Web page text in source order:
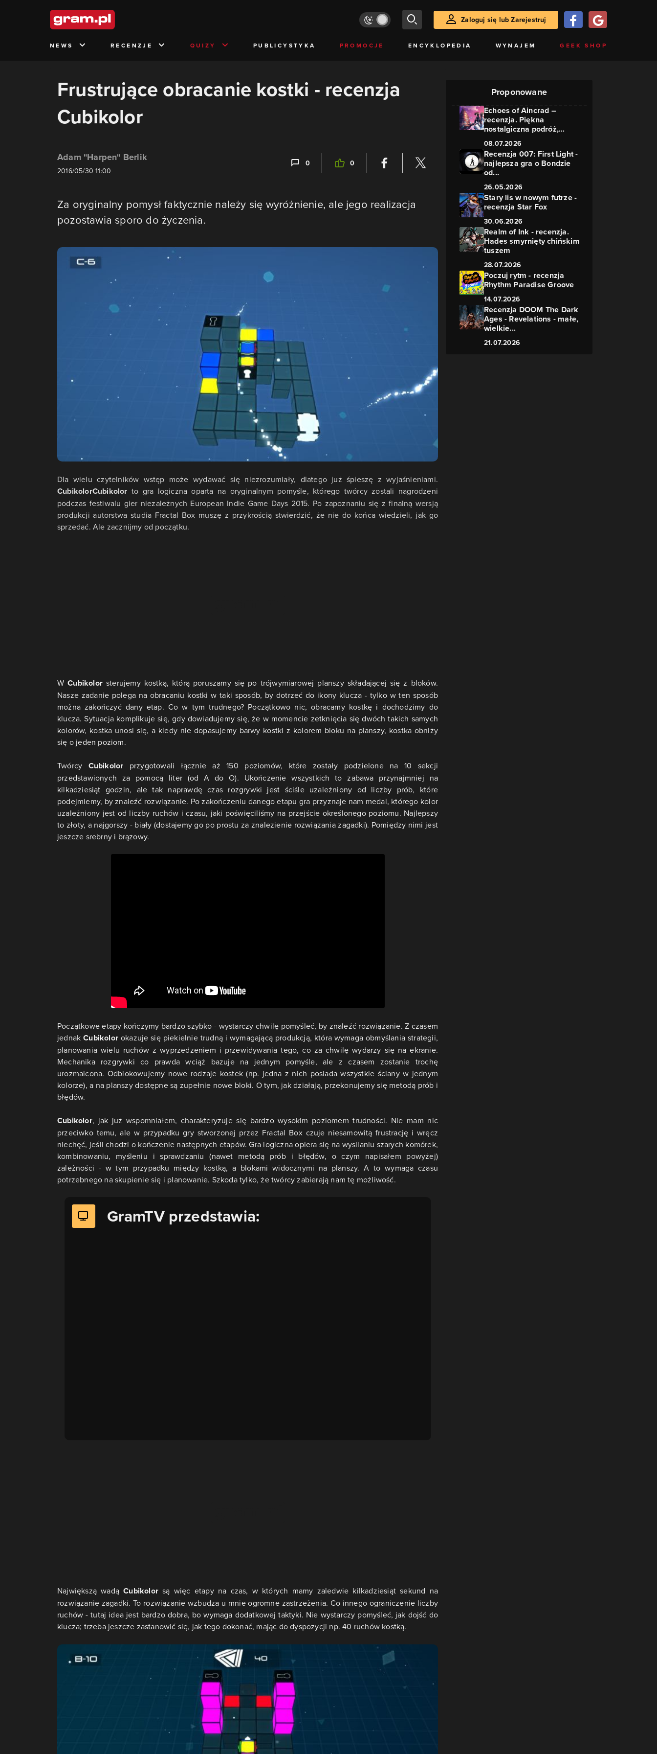
Zaloguj się lub Zarejestruj
NEWS RECENZJE QUIZY PUBLICYSTYKA PROMOCJE ENCYKLOPEDIA WYNAJEM GEEK SHOP
Frustrujące obracanie kostki - recenzja
Cubikolor
Adam "Harpen" Berlik
2016/05/30 11:00
0 0
Za oryginalny pomysł faktycznie należy się wyróżnienie, ale jego realizacja
pozostawia sporo do życzenia.
Dla wielu czytelników wstęp może wydawać się niezrozumiały, dlatego już śpieszę z wyjaśnieniami.
CubikolorCubikolor to gra logiczna oparta na oryginalnym pomyśle, którego twórcy zostali nagrodzeni
podczas festiwalu gier niezależnych European Indie Game Days 2015. Po zapoznaniu się z finalną wersją
produkcji autorstwa studia Fractal Box muszę z przykrością stwierdzić, że nie do końca wiedzieli, jak go
sprzedać. Ale zacznijmy od początku.
WCubikolorsterujemy kostką, którą poruszamy się po trójwymiarowej planszy składającej się z bloków.
Nasze zadanie polega na obracaniu kostki w taki sposób, by dotrzeć do ikony klucza - tylko w ten sposób
można zakończyć dany etap. Co w tym trudnego? Początkowo nic, obracamy kostkę i dochodzimy do
klucza. Sytuacja komplikuje się, gdy dowiadujemy się, że w momencie zetknięcia się dwóch takich samych
kolorów, kostka unosi się, a kiedy nie dopasujemy barwy kostki z kolorem bloku na planszy, kostka obniży
się o jeden poziom.
Twórcy Cubikolor przygotowali łącznie aż 150 poziomów, które zostały podzielone na 10 sekcji
przedstawionych za pomocą liter (od A do O). Ukończenie wszystkich to zabawa przynajmniej na
kilkadziesiąt godzin, ale tak naprawdę czas rozgrywki jest ściśle uzależniony od liczby prób, które
podejmiemy, by znaleźć rozwiązanie. Po zakończeniu danego etapu gra przyznaje nam medal, którego kolor
uzależniony jest od liczby ruchów i czasu, jaki poświęciliśmy na przejście określonego poziomu. Najlepszy
to złoty, a najgorszy - biały (dostajemy go po prostu za znalezienie rozwiązania zagadki). Pomiędzy nimi jest
jeszcze srebrny i brązowy.
Początkowe etapy kończymy bardzo szybko - wystarczy chwilę pomyśleć, by znaleźć rozwiązanie. Z czasem
jednakCubikolorokazuje się piekielnie trudną i wymagającą produkcją, która wymaga obmyślania strategii,
planowania wielu ruchów z wyprzedzeniem i przewidywania tego, co za chwilę wydarzy się na ekranie.
Mechanika rozgrywki co prawda wciąż bazuje na jednym pomyśle, ale z czasem zostanie trochę
urozmaicona. Odblokowujemy nowe rodzaje kostek (np. jedna z nich posiada wszystkie ściany w jednym
kolorze), a na planszy dostępne są zupełnie nowe bloki. O tym, jak działają, przekonujemy się metodą prób i
błędów.
Cubikolor, jak już wspomniałem, charakteryzuje się bardzo wysokim poziomem trudności. Nie mam nic
przeciwko temu, ale w przypadku gry stworzonej przez Fractal Box czuje niesamowitą frustrację i wręcz
niechęć, jeśli chodzi o kończenie następnych etapów. Gra logiczna opiera się na wysilaniu szarych komórek,
kombinowaniu, myśleniu i sprawdzaniu (nawet metodą prób i błędów, o czym napisałem powyżej)
zależności - w tym przypadku między kostką, a blokami widocznymi na planszy. A to wymaga czasu
potrzebnego na skupienie się i planowanie. Szkoda tylko, że twórcy zabierają nam tę możliwość.
GramTV przedstawia:
Największą wadąCubikolorsą więc etapy na czas, w których mamy zaledwie kilkadziesiąt sekund na
rozwiązanie zagadki. To rozwiązanie wzbudza u mnie ogromne zastrzeżenia. Co innego ograniczenie liczby
ruchów - tutaj idea jest bardzo dobra, bo wymaga dodatkowej taktyki. Nie wystarczy pomyśleć, jak dojść do
klucza; trzeba jeszcze zastanowić się, jak tego dokonać, mając do dyspozycji np. 40 ruchów kostką.
Proponowane
Echoes of Aincrad –
recenzja. Piękna
nostalgiczna podróż,...
08.07.2026
Recenzja 007: First Light -
najlepsza gra o Bondzie
od...
26.05.2026
Stary lis w nowym futrze -
recenzja Star Fox
30.06.2026
Realm of Ink - recenzja.
Hades smyrnięty chińskim
tuszem
28.07.2026
Poczuj rytm - recenzja
Rhythm Paradise Groove
14.07.2026
Recenzja DOOM The Dark
Ages - Revelations - małe,
wielkie...
21.07.2026